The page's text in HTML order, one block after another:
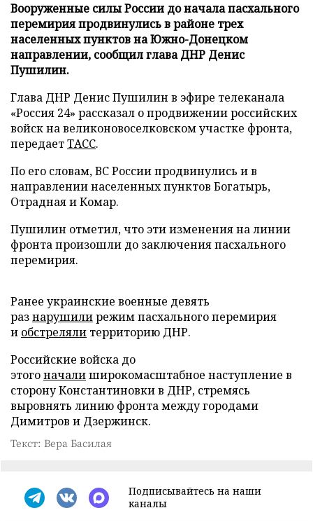
Вооруженные силы России до начала пасхального
перемирия продвинулись в районе трех
населенных пунктов на Южно-Донецком
направлении, сообщил глава ДНР Денис
Пушилин.
Глава ДНР Денис Пушилин в эфире телеканала
«Россия 24» рассказал о продвижении российских
войск на великоновоселковском участке фронта,
передаетТАСС.
По его словам, ВС России продвинулись и в
направлении населенных пунктов Богатырь,
Отрадная и Комар.
Пушилин отметил, что эти изменения на линии
фронта произошли до заключения пасхального
перемирия.
Ранее украинские военные девять
разнарушилирежим пасхального перемирия
и обстреляли территорию ДНР.
Российские войска до
этогоначалиширокомасштабное наступление в
сторону Константиновки в ДНР, стремясь
выровнять линию фронта между городами
Димитров и Дзержинск.
Текст: Вера Басилая
Подписывайтесь на наши
каналы